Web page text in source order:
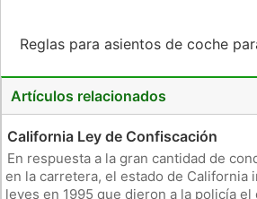
Reglas para asientos de coche
Artículos relacionados
California Ley de Confiscación
En respuesta a la gran cantidad de
en la carretera, el estado de California
leyes en 1995 que dieron a la policía el